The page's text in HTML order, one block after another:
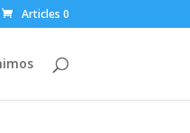
Articles 0